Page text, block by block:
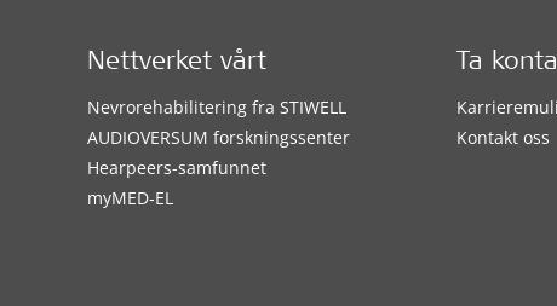
Nettverket vårt
Nevrorehabilitering fra STIWELL
AUDIOVERSUM forskningssenter
Hearpeers-samfunnet
myMED‑EL
Ta
Kontakt oss